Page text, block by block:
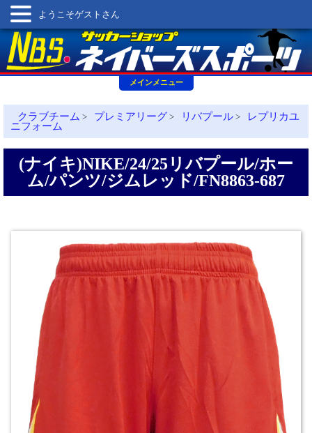
メインメニュー
ようこそゲストさん
クラブチーム > プレミアリーグ > リバプール >
レプリカユ
ニフォーム
(ナイキ)NIKE/24/25リバプール/ホー
ム/パンツ/ジムレッド/FN8863-687